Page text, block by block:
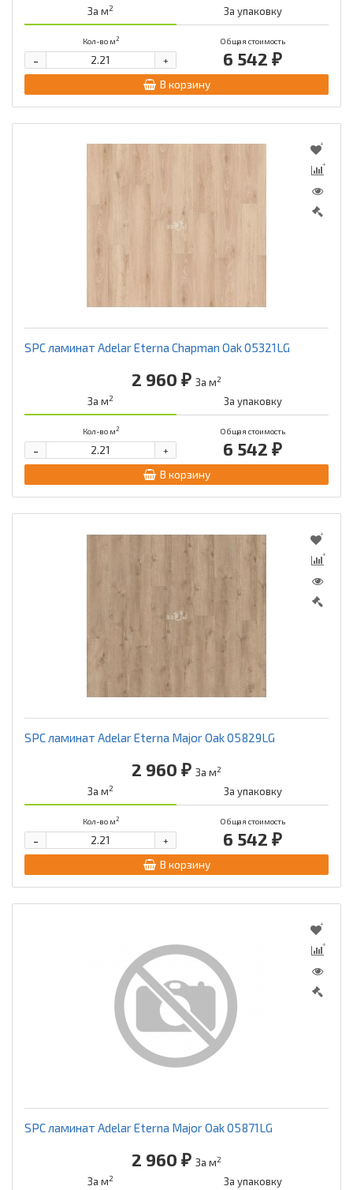
За м2 За упаковку
Кол-во м2 Общая стоимость
6 542 ₽
+
-
В корзину
SPC ламинат Adelar Eterna Chapman Oak 05321LG
2 960 ₽ За м2
За м2 За упаковку
Кол-во м2 Общая стоимость
6 542 ₽
+
-
В корзину
SPC ламинат Adelar Eterna Major Oak 05829LG
2 960 ₽ За м2
За м2 За упаковку
Кол-во м2 Общая стоимость
6 542 ₽
+
-
В корзину
SPC ламинат Adelar Eterna Major Oak 05871LG
2 960 ₽ За м2
За м2 За упаковку